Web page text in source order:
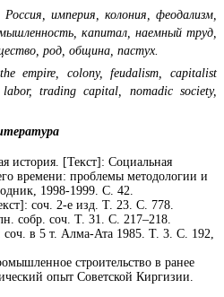
империя, колония, феодализм,
капитал, наемный труд,
род, община, пастух.
empire, colony, feudalism, capitalist
trading capital, nomadic society,
история. [Текст]: Социальная
времени: проблемы методологии и
1998-1999. С. 42.
соч. 2-е изд. Т. 23. С. 778.
собр. соч. Т. 31. С. 217–218.
в 5 т. Алма-Ата 1985. Т. 3. С. 192,
строительство в ранее
опыт Советской Киргизии.